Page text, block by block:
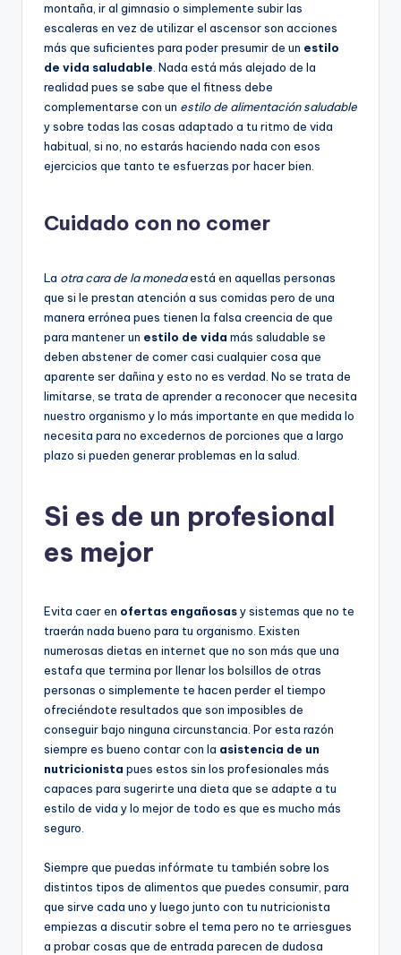
montaña, ir al gimnasio o simplemente subir las
escaleras en vez de utilizar el ascensor son acciones
más que suficientes para poder presumir de un estilo
de vida saludable . Nada está más alejado de la
realidad pues se sabe que el fitness debe
complementarse con un estilo de alimentación saludable
y sobre todas las cosas adaptado a tu ritmo de vida
habitual, si no, no estarás haciendo nada con esos
ejercicios que tanto te esfuerzas por hacer bien.
Cuidado con no comer
La otra cara de la monedaestá en aquellas personas
que si le prestan atención a sus comidas pero de una
manera errónea pues tienen la falsa creencia de que
para mantener un estilo de vida más saludable se
deben abstener de comer casi cualquier cosa que
aparente ser dañina y esto no es verdad. No se trata de
limitarse, se trata de aprender a reconocer que necesita
nuestro organismo y lo más importante en que medida lo
necesita para no excedernos de porciones que a largo
plazo si pueden generar problemas en la salud.
Si es de un profesional
es mejor
Evita caer en ofertas engañosasy sistemas que no te
traerán nada bueno para tu organismo. Existen
numerosas dietas en internet que no son más que una
estafa que termina por llenar los bolsillos de otras
personas o simplemente te hacen perder el tiempo
ofreciéndote resultados que son imposibles de
conseguir bajo ninguna circunstancia. Por esta razón
siempre es bueno contar con la asistencia de un
nutricionista pues estos sin los profesionales más
capaces para sugerirte una dieta que se adapte a tu
estilo de vida y lo mejor de todo es que es mucho más
seguro.
Siempre que puedas infórmate tu también sobre los
distintos tipos de alimentos que puedes consumir, para
que sirve cada uno y luego junto con tu nutricionista
empiezas a discutir sobre el tema pero no te arriesgues
a probar cosas que de entrada parecen de dudosa